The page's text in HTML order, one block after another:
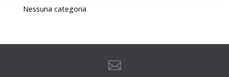
Nessuna categoria
